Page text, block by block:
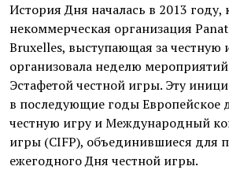
История Дня началась в 2013 году,
некоммерческая организация
Bruxelles, выступающая за честную
организовала неделю мероприятий
Эстафетой честной игры. Эту
в последующие годы Европейское
честную игру и Международный
игры (CIFP), объединившиеся для
ежегодного Дня честной игры.